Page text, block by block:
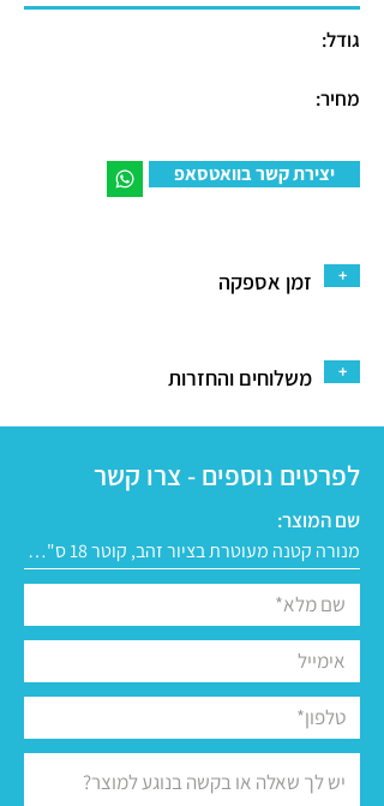
גודל:
מחיר:
יצירת קשר בוואטסאפ
זמן אספקה +
משלוחים והחזרות +
לפרטים נוספים - צרו קשר
שם המוצר: